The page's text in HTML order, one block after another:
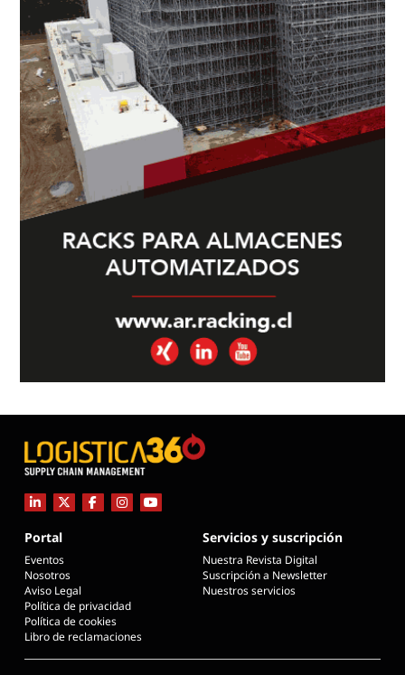
Portal
Eventos
Nosotros
Aviso Legal
Política de privacidad
Política de cookies
Libro de reclamaciones
Servicios y suscripción
Nuestra Revista Digital
Suscripción a Newsletter
Nuestros servicios